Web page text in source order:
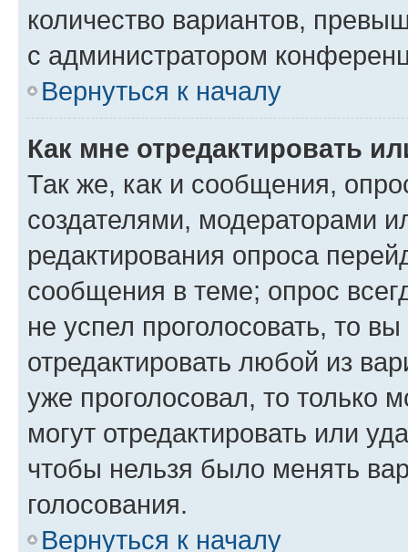
количество вариантов,
с администратором
Вернуться к началу
Как мне отредактировать
Так же, как и сообщения,
создателями, модераторами
редактирования опроса
сообщения в теме; опрос
не успел проголосовать, то
отредактировать любой из
уже проголосовал, то только
могут отредактировать или
чтобы нельзя было менять
голосования.
Вернуться к началу